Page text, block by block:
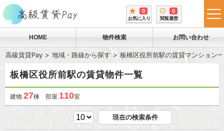
0
お気に入り
0
閲覧履歴
HOME 物件検索 お問い合わせ
高級賃貸Pay 地域・路線から探す 板橋区役所前駅の賃貸マンション
板橋区役所前駅の賃貸物件一覧
建物 27棟 部屋 110室
現在の検索条件